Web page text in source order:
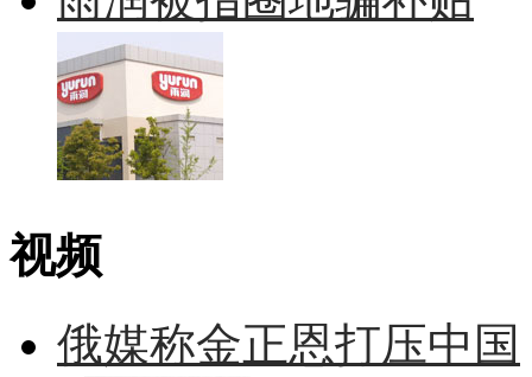
视频
俄媒称金正恩打压中国